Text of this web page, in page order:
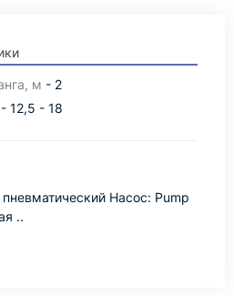
м - 2
- 12,5 - 18
Насос: Pump
..